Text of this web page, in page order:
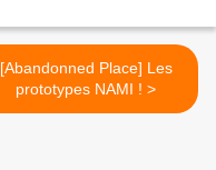
[Abandonned Place] Les
prototypes NAMI ! >